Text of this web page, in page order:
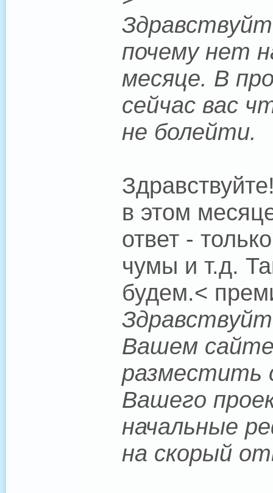
почему нет
месяце. В
сейчас вас
не болейти.
в этом
ответ -
чумы и т.д.
будем.<
Вашем
разместить
Вашего
начальные
на скорый